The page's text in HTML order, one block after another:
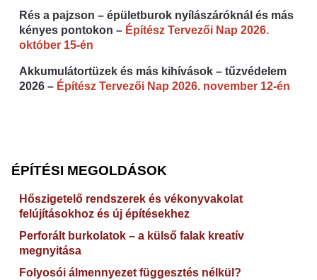
Rés a pajzson – épületburok nyílászáróknál és más
kényes pontokon – Építész Tervezői Nap 2026.
október 15-én
Akkumulátortüzek és más kihívások – tűzvédelem
2026 – Építész Tervezői Nap 2026. november 12-én
ÉPÍTÉSI MEGOLDÁSOK
Hőszigetelő rendszerek és vékonyvakolat
felújításokhoz és új építésekhez
Perforált burkolatok – a külső falak kreatív
megnyitása
Folyosói álmennyezet függesztés nélkül?